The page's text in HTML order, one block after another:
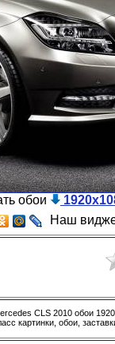
обои
Наш
CLS 2010 обои
картинки, обои,